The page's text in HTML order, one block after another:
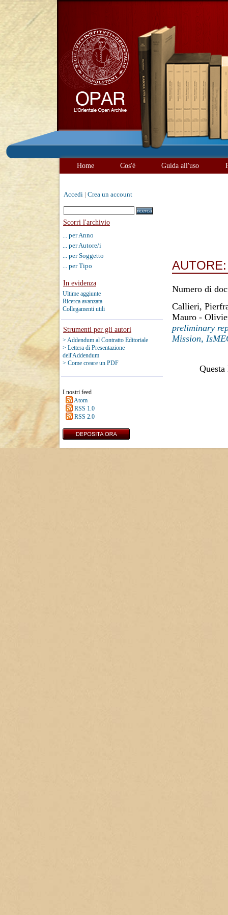
Home Cos'è Guida all'uso
Accedi Crea un account
Scorri l'archivio
... per Anno
... per Autore/i
... per Soggetto
... per Tipo
In evidenza
Ultime aggiunte
Ricerca avanzata
Collegamenti utili
Strumenti per gli autori
> Addendum al Contratto Editoriale
> Lettera di Presentazione
dell'Addendum
> Come creare un PDF
I nostri feed
Atom
RSS 1.0
RSS 2.0
Numero di
Callieri,
Mauro -
preliminary
Mission,